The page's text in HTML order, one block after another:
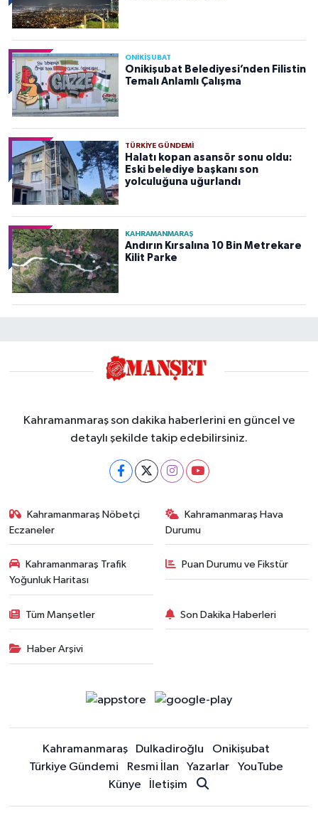
ONİKİŞUBAT
Onikişubat Belediyesi’nden Filistin
Temalı Anlamlı Çalışma
TÜRKIYE GÜNDEMI
Halatı kopan asansör sonu oldu:
Eski belediye başkanı son
yolculuğuna uğurlandı
KAHRAMANMARAŞ
Andırın Kırsalına 10 Bin Metrekare
Kilit Parke
Kahramanmaraş son dakika haberlerini en güncel ve
detaylı şekilde takip edebilirsiniz.
Kahramanmaraş Nöbetçi
Eczaneler
Kahramanmaraş Hava
Durumu
Kahramanmaraş Trafik
Yoğunluk Haritası
Puan Durumu ve Fikstür
Tüm Manşetler Son Dakika Haberleri
Haber Arşivi
Kahramanmaraş Dulkadiroğlu
Onikişubat
Türkiye Gündemi
Resmi İlan Yazarlar
YouTube
Künye
İletişim